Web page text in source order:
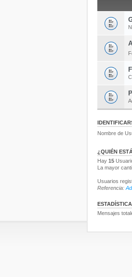
Nombre de
¿QUIÉN
Hay 15
La mayor
Usuarios
Referencia:
Mensajes